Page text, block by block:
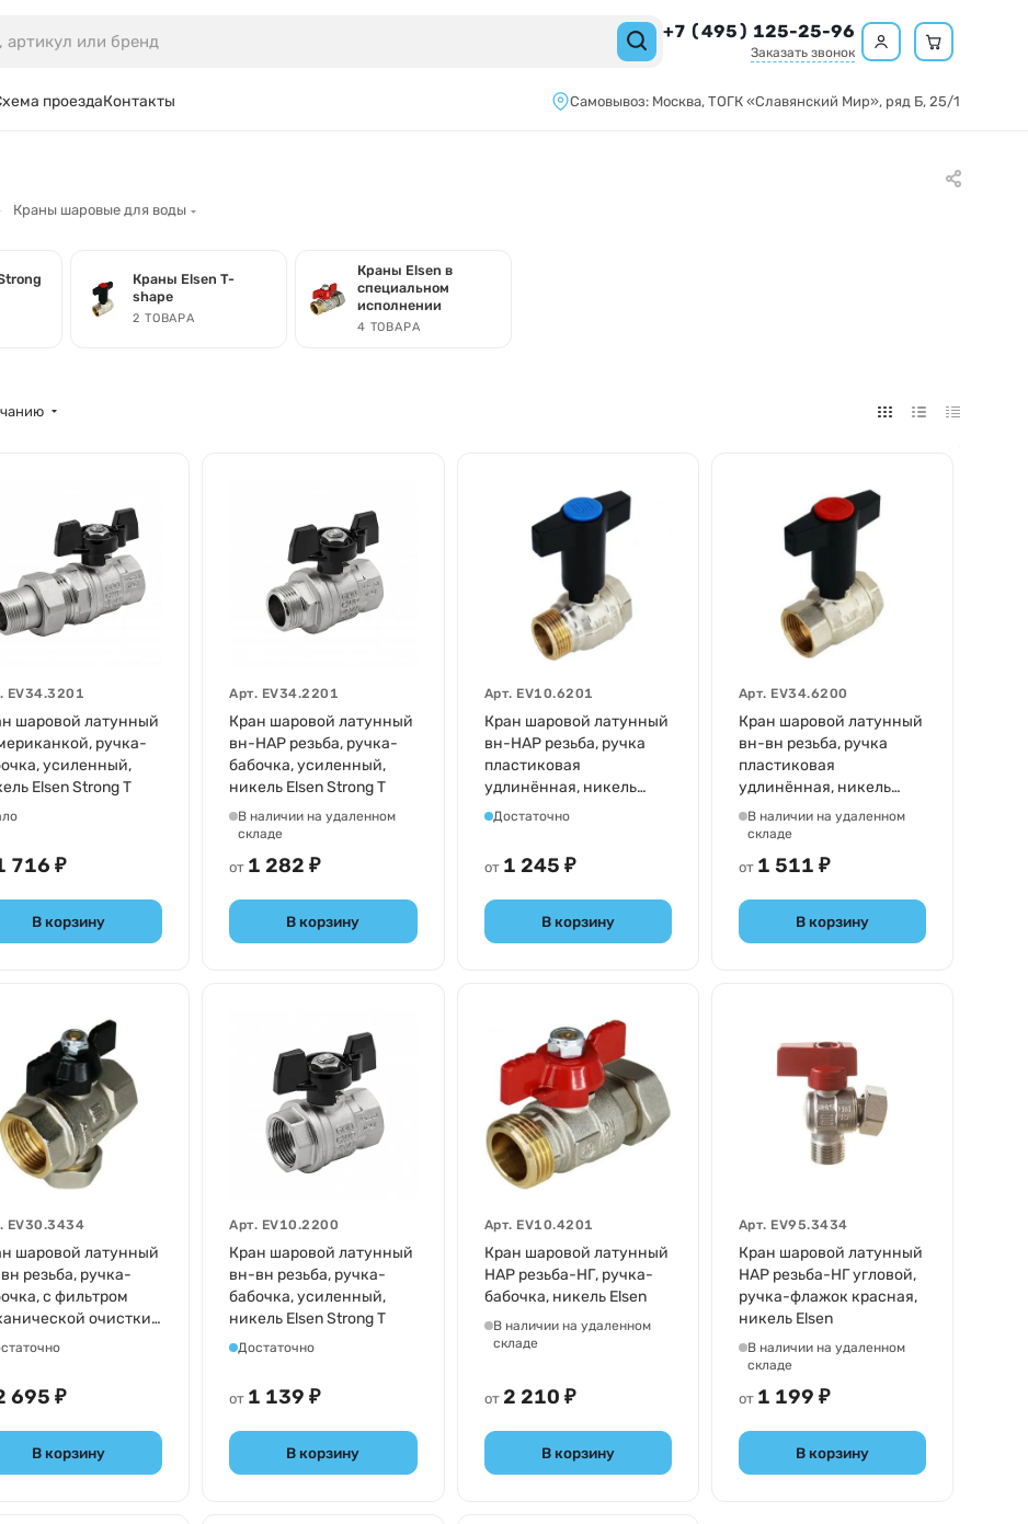
+7 (495) 125-25-96
Заказать звонок
проездаКонтакты Самовывоз: Москва, ТОГК «Славянский Мир», ряд Б, 25/1
Краны шаровые для воды
Краны Elsen T-
shape
2 ТОВАРА
Краны Elsen в
специальном
исполнении
4 ТОВАРА
шаровой латунный
ручка-
усиленный,
Elsen Strong T
EV34.3201
716 ₽
В корзину
Кран шаровой латунный
вн-НАР резьба, ручка-
бабочка, усиленный,
никель Elsen Strong T
В наличии на удаленном
складе
Арт. EV34.2201
от 1 282 ₽
В корзину
Кран шаровой латунный
вн-НАР резьба, ручка
пластиковая
удлинённая, никель
Elsen T-shape
Достаточно
Арт. EV10.6201
от 1 245 ₽
В корзину
Кран шаровой латунный
вн-вн резьба, ручка
пластиковая
удлинённая, никель
Elsen T-shape
В наличии на удаленном
складе
Арт. EV34.6200
от 1 511 ₽
В корзину
шаровой латунный
резьба, ручка-
с фильтром
очистки,
Elsen
EV30.3434
695 ₽
В корзину
Кран шаровой латунный
вн-вн резьба, ручка-
бабочка, усиленный,
никель Elsen Strong T
Достаточно
Арт. EV10.2200
от 1 139 ₽
В корзину
Кран шаровой латунный
НАР резьба-НГ, ручка-
бабочка, никель Elsen
В наличии на удаленном
складе
Арт. EV10.4201
от 2 210 ₽
В корзину
Кран шаровой латунный
НАР резьба-НГ угловой,
ручка-флажок красная,
никель Elsen
В наличии на удаленном
складе
Арт. EV95.3434
от 1 199 ₽
В корзину